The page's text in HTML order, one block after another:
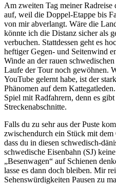
Am zweiten Tag meiner
auf, weil die Doppel-Etappe bis
von mir abverlangt. Wäre die
könnte ich die Distanz sicher als
verbuchen. Stattdessen geht es
heftiger Gegen- und Seitenwind
Winde an der rauen
Laufe der Tour noch gewöhnen.
YouTube gelernt habe, ist der
Phänomen auf dem
Spiel mit Radfahrern, denn es
Streckenabschnitte.
Falls du zu sehr aus der Puste
zwischendurch ein Stück mit
dass du in diesen schwedisch-
schwedische Eisenbahn (SJ)
„Besenwagen“ auf Schienen
lasse es dann doch bleiben. Mir
Sehenswürdigkeiten Pausen zu